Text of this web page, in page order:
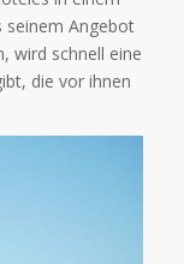
seinem Angebot
wird schnell eine
die vor ihnen